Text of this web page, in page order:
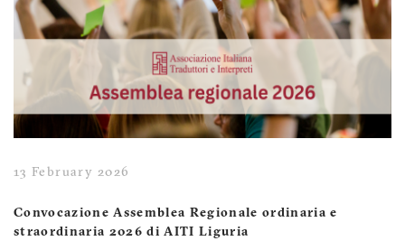
13 February 2026
Convocazione Assemblea Regionale ordinaria e
straordinaria 2026 di AITI Liguria